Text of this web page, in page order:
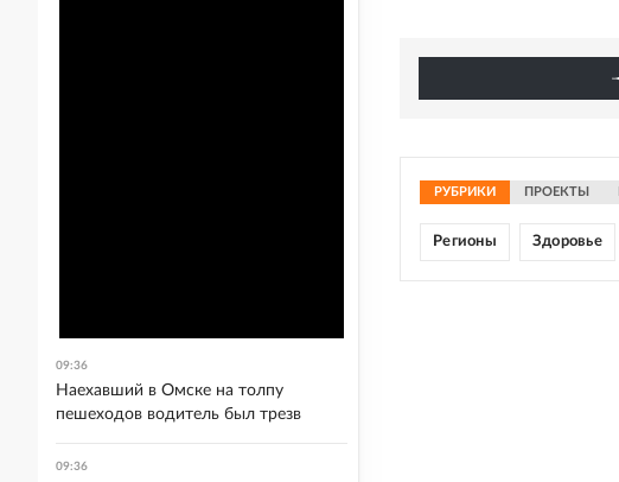
РУБРИКИ ПРОЕКТЫ
Регионы Здоровье
09:36
Наехавший в Омске на толпу
пешеходов водитель был трезв
09:36